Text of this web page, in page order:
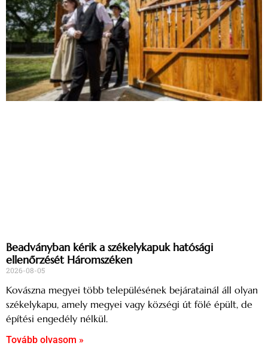
Beadványban kérik a székelykapuk hatósági
ellenőrzését Háromszéken
2026-08-05
Kovászna megyei több településének bejáratainál áll olyan
székelykapu, amely megyei vagy községi út fölé épült, de
építési engedély nélkül.
Tovább olvasom »